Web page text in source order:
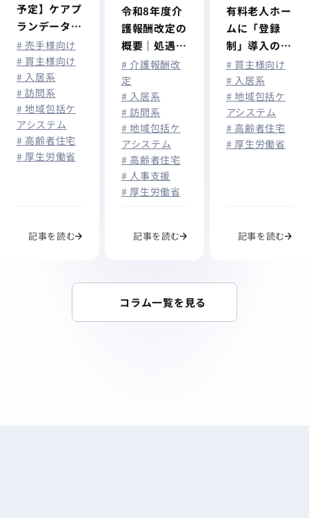
予定】ケアプ
ランデータ連
携システムが
介護情報基盤
に統合へ｜介
護事業所が今
から準備すべ
きこと
# 売手様向け
# 買主様向け
# 入居系
# 訪問系
# 地域包括ケ
アシステム
# 高齢者住宅
# 厚生労働省
記事を読む
令和8年度介
護報酬改定の
概要｜処遇改
善加算拡充で
最大月額1.9
万円賃上げ、
算定要件を解
説
# 介護報酬改
定
# 入居系
# 訪問系
# 地域包括ケ
アシステム
# 高齢者住宅
# 人事支援
# 厚生労働省
記事を読む
有料老人ホー
ムに「登録
制」導入の検
討が進む─囲
い込み対策の
見直しも
# 買主様向け
# 入居系
# 地域包括ケ
アシステム
# 高齢者住宅
# 厚生労働省
記事を読む
コラム一覧を見る